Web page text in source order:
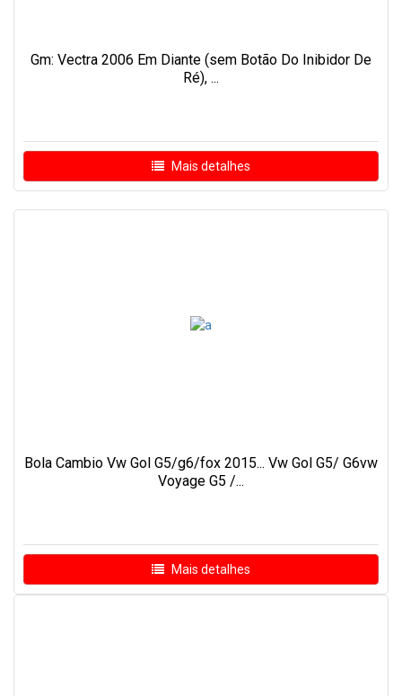
Gm: Vectra 2006 Em Diante (sem Botão Do Inibidor De
Ré), ...
Mais detalhes
Bola Cambio Vw Gol G5/g6/fox 2015... Vw Gol G5/ G6vw
Voyage G5 /...
Mais detalhes